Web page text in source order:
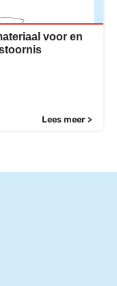
voor en
Lees meer >